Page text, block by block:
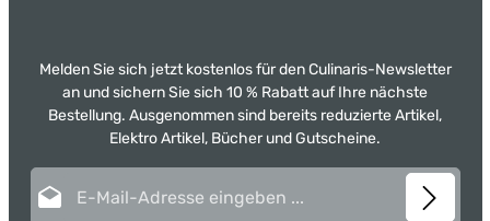
Melden Sie sich jetzt kostenlos für den Culinaris-Newsletter
an und sichern Sie sich 10 % Rabatt auf Ihre nächste
Bestellung. Ausgenommen sind bereits reduzierte Artikel,
Elektro Artikel, Bücher und Gutscheine.